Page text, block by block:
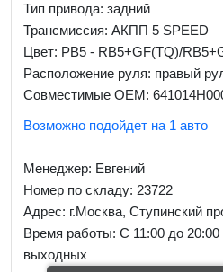
Тип привода: задний
Трансмиссия: AКПП 5 SPEED
Цвет: PB5 - RB5+GF(TQ)/
Расположение руля: правый
Совместимые OEM:
Возможно подойдет на 1 авто
Менеджер: Евгений
Номер по складу: 23722
Адрес: г.Москва, Ступинский
Время работы: С 11:00 до
выходных